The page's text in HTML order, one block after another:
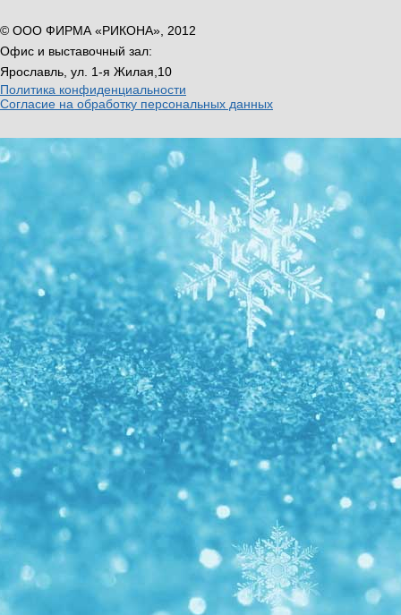
© ООО ФИРМА «РИКОНА», 2012
Офис и выставочный зал:
Ярославль, ул. 1-я Жилая,10
Политика конфиденциальности
Согласие на обработку персональных данных